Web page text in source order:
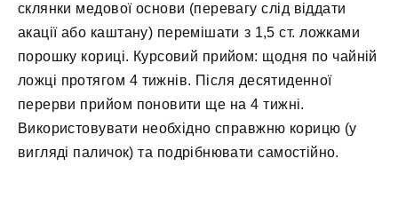
склянки медової основи (перевагу слід віддати
акації або каштану) перемішати з 1,5 ст. ложками
порошку кориці. Курсовий прийом: щодня по чайній
ложці протягом 4 тижнів. Після десятиденної
перерви прийом поновити ще на 4 тижні.
Використовувати необхідно справжню корицю (у
вигляді паличок) та подрібнювати самостійно.